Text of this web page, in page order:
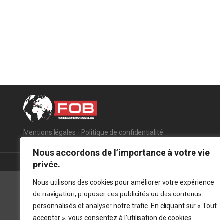
Nous accordons de l’importance à votre vie
privée.
Nous utilisons des cookies pour améliorer votre expérience
de navigation, proposer des publicités ou des contenus
personnalisés et analyser notre trafic. En cliquant sur « Tout
accepter », vous consentez à l’utilisation de cookies.
Mentions légales - Politique de confidentialité